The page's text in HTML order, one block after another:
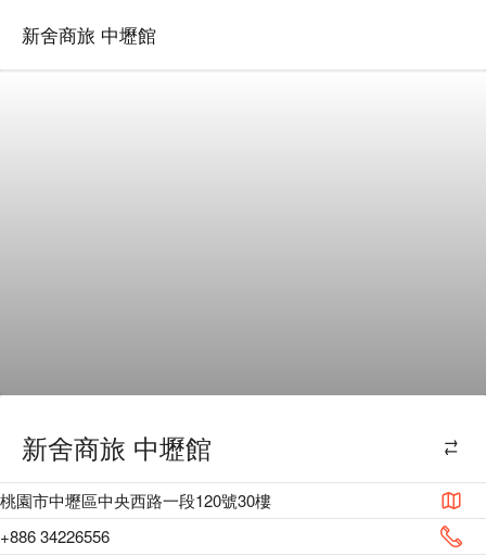
新舍商旅 中壢館
新舍商旅 中壢館
桃園市中壢區中央西路一段120號30樓
+886 34226556